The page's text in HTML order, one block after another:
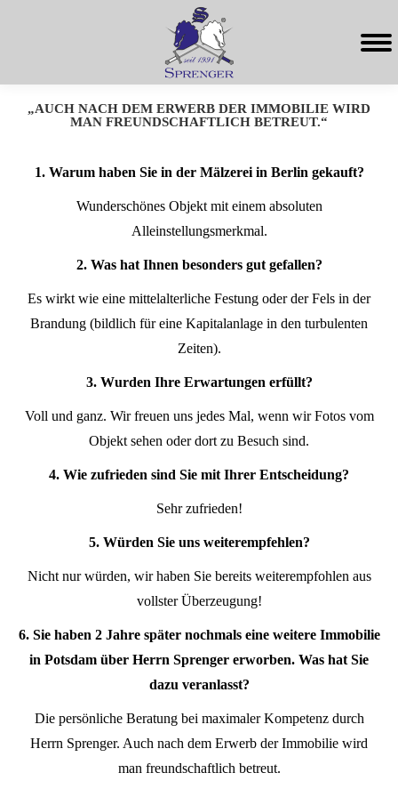
„AUCH NACH DEM ERWERB DER IMMOBILIE WIRD
MAN FREUNDSCHAFTLICH BETREUT.“
1. Warum haben Sie in der Mälzerei in Berlin gekauft?
Wunderschönes Objekt mit einem absoluten
Alleinstellungsmerkmal.
2. Was hat Ihnen besonders gut gefallen?
Es wirkt wie eine mittelalterliche Festung oder der Fels in der
Brandung (bildlich für eine Kapitalanlage in den turbulenten
Zeiten).
3. Wurden Ihre Erwartungen erfüllt?
Voll und ganz. Wir freuen uns jedes Mal, wenn wir Fotos vom
Objekt sehen oder dort zu Besuch sind.
4. Wie zufrieden sind Sie mit Ihrer Entscheidung?
Sehr zufrieden!
5. Würden Sie uns weiterempfehlen?
Nicht nur würden, wir haben Sie bereits weiterempfohlen aus
vollster Überzeugung!
6. Sie haben 2 Jahre später nochmals eine weitere Immobilie
in Potsdam über Herrn Sprenger erworben. Was hat Sie
dazu veranlasst?
Die persönliche Beratung bei maximaler Kompetenz durch
Herrn Sprenger. Auch nach dem Erwerb der Immobilie wird
man freundschaftlich betreut.